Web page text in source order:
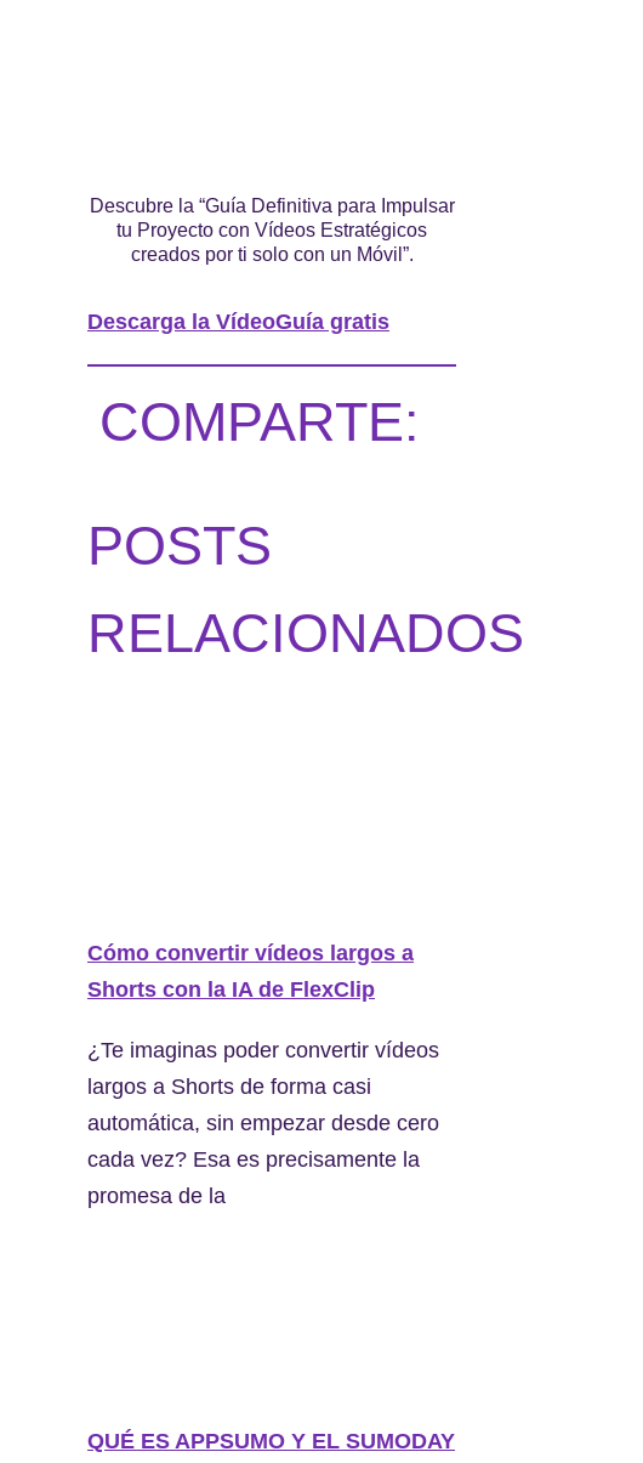
Descubre la “Guía Definitiva para Impulsar
tu Proyecto con Vídeos Estratégicos
creados por ti solo con un Móvil”.
Descarga la VídeoGuía gratis
COMPARTE:
POSTS
RELACIONADOS
Cómo convertir vídeos largos a
Shorts con la IA de FlexClip
¿Te imaginas poder convertir vídeos
largos a Shorts de forma casi
automática, sin empezar desde cero
cada vez? Esa es precisamente la
promesa de la
QUÉ ES APPSUMO Y EL SUMODAY